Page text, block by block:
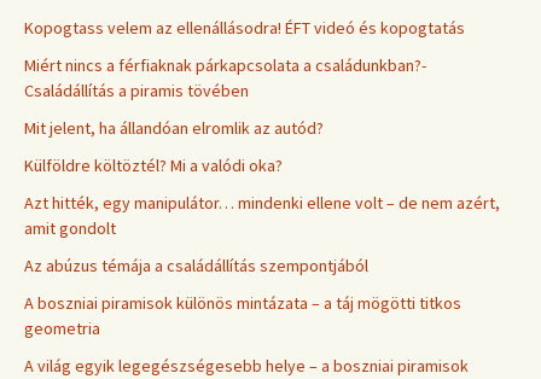
Kopogtass velem az ellenállásodra! ÉFT videó és kopogtatás
Miért nincs a férfiaknak párkapcsolata a családunkban?-
Családállítás a piramis tövében
Mit jelent, ha állandóan elromlik az autód?
Külföldre költöztél? Mi a valódi oka?
Azt hitték, egy manipulátor… mindenki ellene volt – de nem azért,
amit gondolt
Az abúzus témája a családállítás szempontjából
A boszniai piramisok különös mintázata – a táj mögötti titkos
geometria
A világ egyik legegészségesebb helye – a boszniai piramisok